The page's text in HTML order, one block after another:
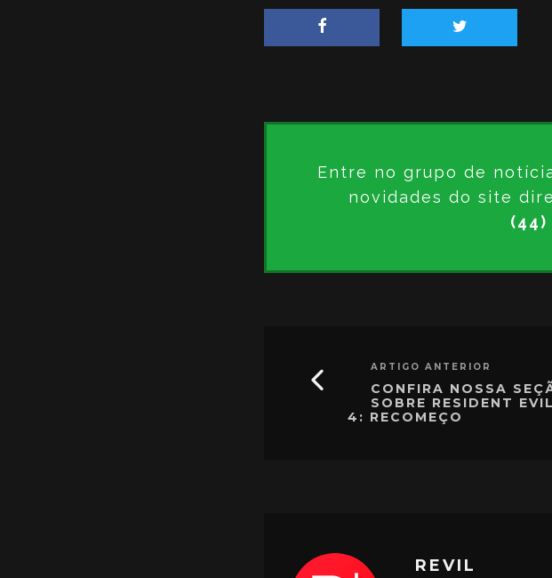
Entre no grupo de
novidades do site
(44)
ARTIGO ANTERIOR
CONFIRA NOSSA
SOBRE RESIDENT EVIL
4: RECOMEÇO
REVIL